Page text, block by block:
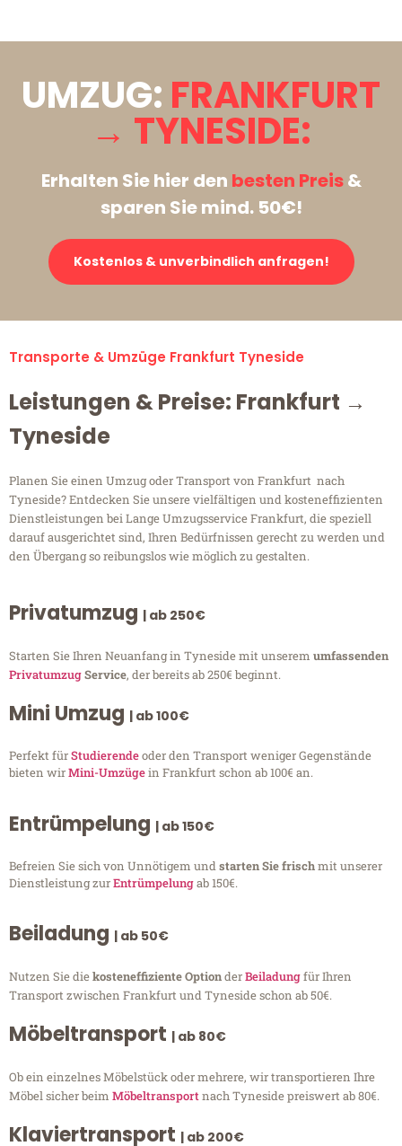
UMZUG: FRANKFURT
→ TYNESIDE:
Erhalten Sie hier den besten Preis&
sparen Sie mind. 50€!
Kostenlos & unverbindlich anfragen!
Transporte & Umzüge Frankfurt Tyneside
Leistungen & Preise: Frankfurt →
Tyneside
Planen Sie einen Umzug oder Transport von Frankfurt nach
Tyneside? Entdecken Sie unsere vielfältigen und kosteneffizienten
Dienstleistungen bei Lange Umzugsservice Frankfurt, die speziell
darauf ausgerichtet sind, Ihren Bedürfnissen gerecht zu werden und
den Übergang so reibungslos wie möglich zu gestalten.
Privatumzug | ab 250€
Starten Sie Ihren Neuanfang in Tyneside mit unserem umfassenden
PrivatumzugService, der bereits ab 250€ beginnt.
Mini Umzug | ab 100€
Perfekt fürStudierendeoder den Transport weniger Gegenstände
bieten wirMini-Umzügein Frankfurt schon ab 100€ an.
Entrümpelung | ab 150€
Befreien Sie sich von Unnötigem undstarten Sie frischmit unserer
Dienstleistung zurEntrümpelungab 150€.
Beiladung | ab 50€
Nutzen Sie diekosteneffiziente OptionderBeiladungfür Ihren
Transport zwischen Frankfurt und Tyneside schon ab 50€.
Möbeltransport | ab 80€
Ob ein einzelnes Möbelstück oder mehrere, wir transportieren Ihre
Möbel sicher beim Möbeltransportnach Tyneside preiswert ab 80€.
Klaviertransport | ab 200€